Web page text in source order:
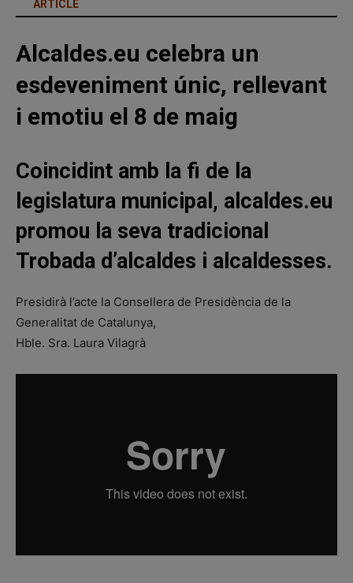
ARTICLE
Alcaldes.eu celebra un
esdeveniment únic, rellevant
i emotiu el 8 de maig
Coincidint amb la fi de la
legislatura municipal, alcaldes.eu
promou la seva tradicional
Trobada d’alcaldes i alcaldesses.
Presidirà l’acte la Consellera de Presidència de la
Generalitat de Catalunya,
Hble. Sra. Laura Vilagrà